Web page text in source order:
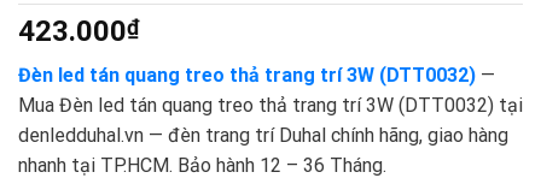
423.000₫
Đèn led tán quang treo thả trang trí 3W (DTT0032) —
Mua Đèn led tán quang treo thả trang trí 3W (DTT0032) tại
denledduhal.vn — đèn trang trí Duhal chính hãng, giao hàng
nhanh tại TP.HCM. Bảo hành 12 – 36 Tháng.